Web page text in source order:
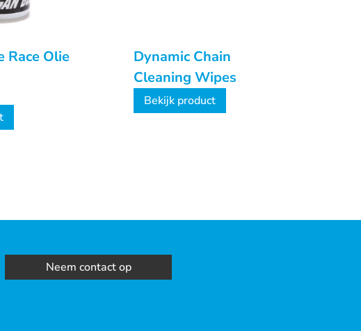
Race Olie
Dynamic Chain
Cleaning Wipes
Bekijk product
Neem contact op